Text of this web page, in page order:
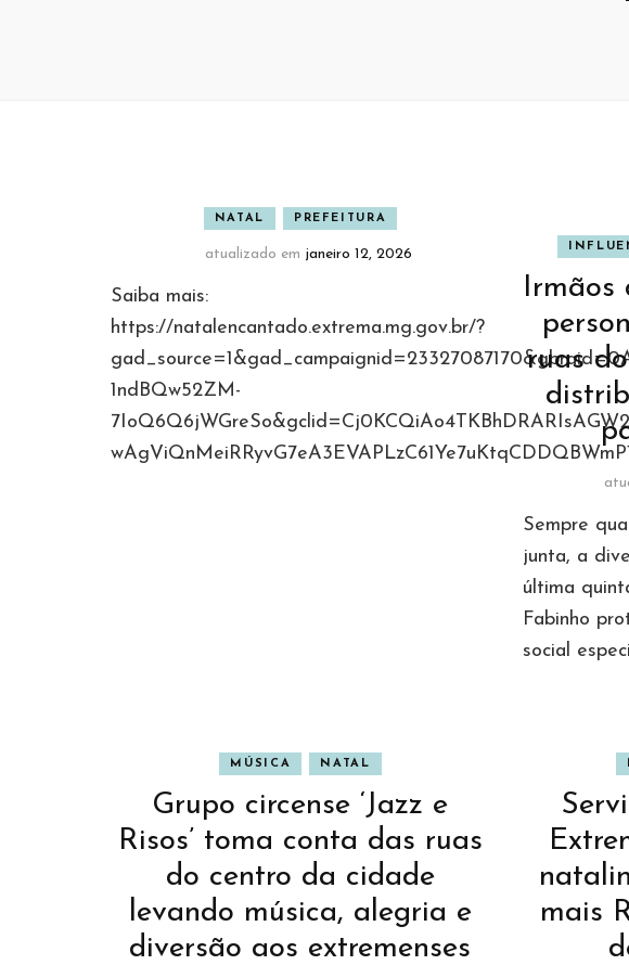
NATAL PREFEITURA
atualizado em janeiro 12, 2026
Saiba mais:
https://natalencantado.extrema.mg.gov.br/?
1ndBQw52ZM-
Irmãos
ruas
Sempre
junta, a
última
Fabinho
social
MÚSICA NATAL
Grupo circense ‘Jazz e
Risos’ toma conta das ruas
do centro da cidade
levando música, alegria e
diversão aos extremenses
mais